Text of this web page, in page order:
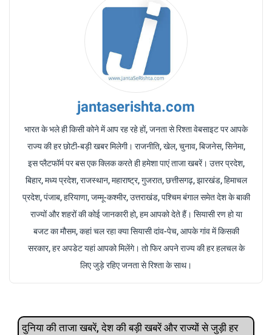
jantaserishta.com
भारत के भले ही किसी कोने में आप रह रहे हों, जनता से रिश्ता वेबसाइट पर आपके
राज्य की हर छोटी-बड़ी खबर मिलेगी। राजनीति, खेल, चुनाव, बिजनेस, सिनेमा,
इस प्लैटफॉर्म पर बस एक क्लिक करते ही हमेशा पाएं ताजा खबरें। उत्तर प्रदेश,
बिहार, मध्य प्रदेश, राजस्थान, महाराष्ट्र, गुजरात, छत्तीसगढ़, झारखंड, हिमाचल
प्रदेश, पंजाब, हरियाणा, जम्मू-कश्मीर, उत्तराखंड, पश्चिम बंगाल समेत देश के बाकी
राज्यों और शहरों की कोई जानकारी हो, हम आपको देते हैं। सियासी रण हो या
बजट का मौसम, कहां चल रहा क्या सियासी दांव-पेच, आपके गांव में किसकी
सरकार, हर अपडेट यहां आपको मिलेंगे। तो फिर अपने राज्य की हर हलचल के
लिए जुड़े रहिए जनता से रिश्ता के साथ।
दुनिया की ताजा खबरें, देश की बड़ी खबरें और राज्‍यों से जुड़ी हर